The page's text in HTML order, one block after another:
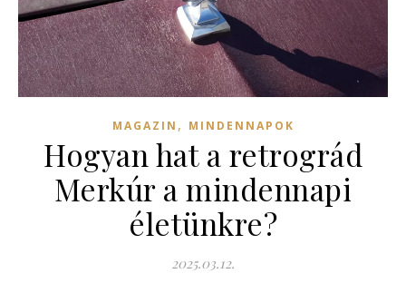
MAGAZIN , MINDENNAPOK
Hogyan hat a retrográd
Merkúr a mindennapi
életünkre?
2025.03.12.